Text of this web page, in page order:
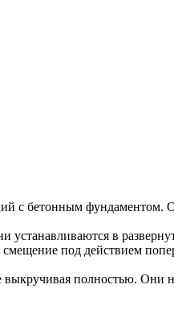
с бетонным
в
смещение под действием
выкручивая полностью. Они